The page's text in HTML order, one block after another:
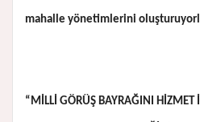
mahalle yönetimlerini
“MİLLİ GÖRÜŞ BAYRAĞINI HİZMET